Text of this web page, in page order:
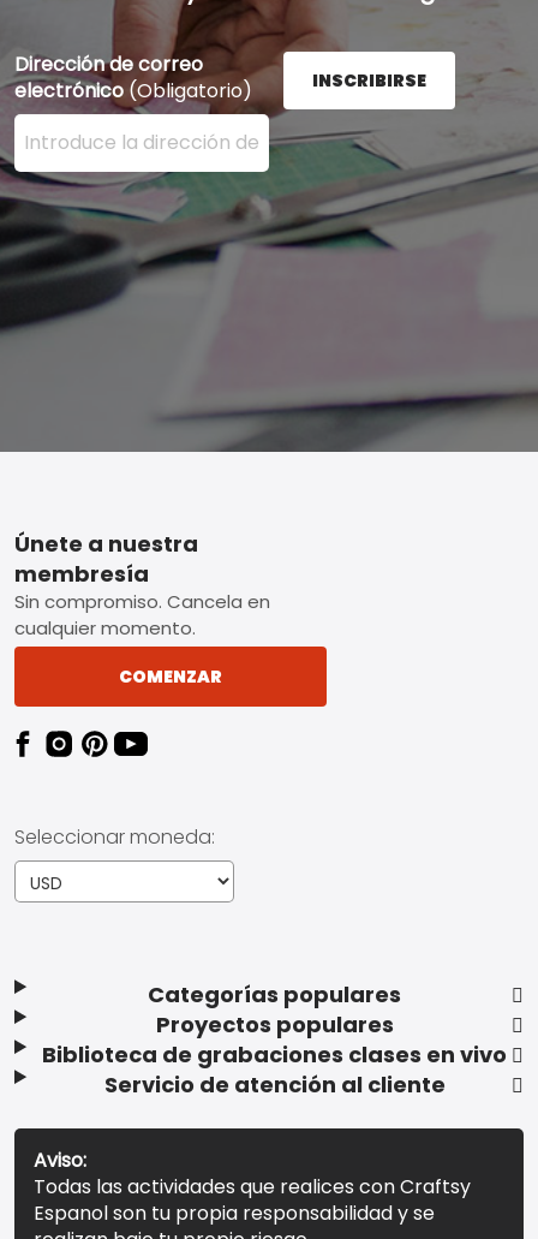
Dirección de correo
electrónico (Obligatorio)
Ingrese su dirección de correo electrónico aquí y
INSCRIBIRSE
Footer
Categorías populares
Proyectos populares
Biblioteca de grabaciones clases en vivo
Servicio de atención al cliente
Únete a nuestra
membresía
Sin compromiso. Cancela en
cualquier momento.
COMENZAR
Seleccionar moneda:
Aviso:
Todas las actividades que realices con Craftsy
Espanol son tu propia responsabilidad y se